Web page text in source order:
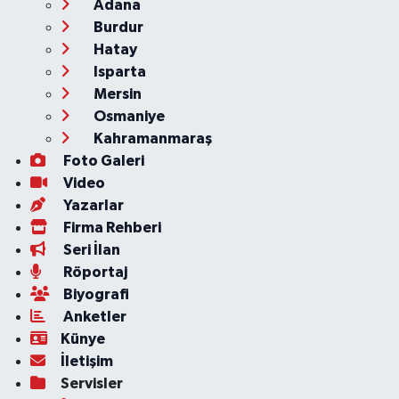
Adana
Burdur
Hatay
Isparta
Mersin
Osmaniye
Kahramanmaraş
Foto Galeri
Video
Yazarlar
Firma Rehberi
Seri İlan
Röportaj
Biyografi
Anketler
Künye
İletişim
Servisler